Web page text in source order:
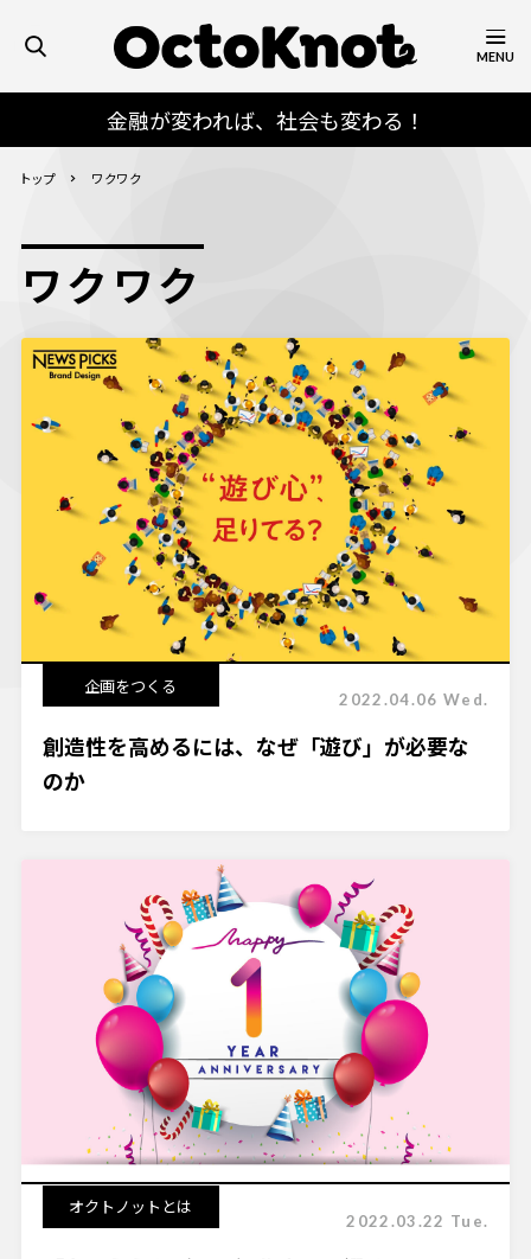
金融が変われば、社会も変わる！
MENU
トップ ワクワク
ワクワク
企画をつくる
2022.04.06 Wed.
創造性を高めるには、なぜ「遊び」が必要な
のか
オクトノットとは
2022.03.22 Tue.